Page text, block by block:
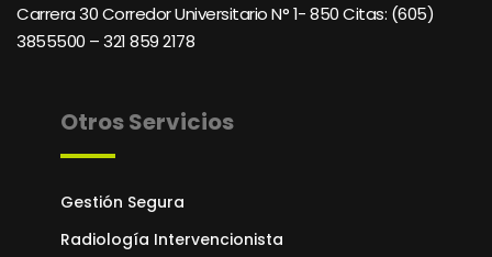
Carrera 30 Corredor Universitario N° 1- 850 Citas: (605)
3855500 – 321 859 2178
Otros Servicios
Gestión Segura
Radiología Intervencionista